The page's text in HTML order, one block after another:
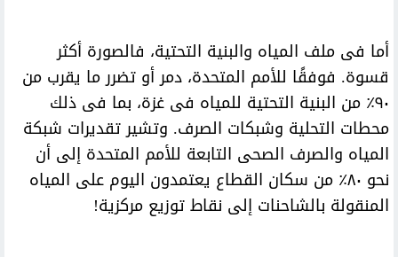
أما فى ملف المياه والبنية التحتية، فالصورة أكثر
قسوة. فوفقًا للأمم المتحدة، دمر أو تضرر ما يقرب من
٩٠٪ من البنية التحتية للمياه فى غزة، بما فى ذلك
محطات التحلية وشبكات الصرف. وتشير تقديرات شبكة
المياه والصرف الصحى التابعة للأمم المتحدة إلى أن
نحو ٨٠٪ من سكان القطاع يعتمدون اليوم على المياه
المنقولة بالشاحنات إلى نقاط توزيع مركزية!